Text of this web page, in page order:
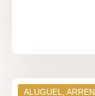
ALUGUEL